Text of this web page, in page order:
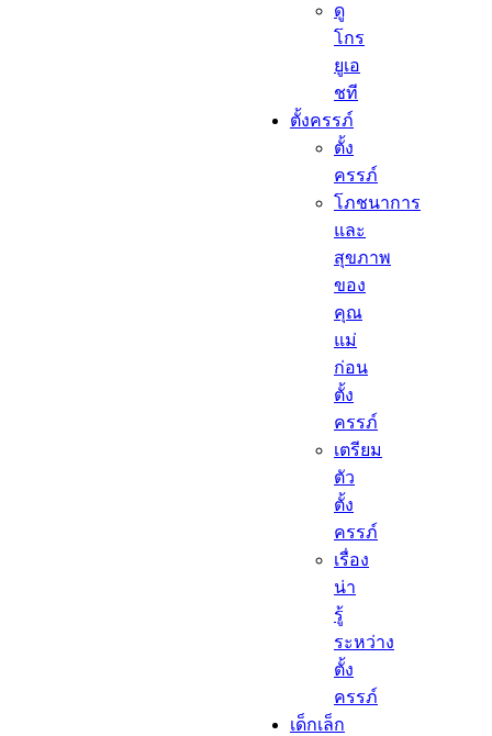
ดู
โกร
ยูเอ
ชที
ตั้งครรภ์​
ตั้ง
ครรภ์​
โภชนาการ
และ
สุขภาพ
ของ
คุณ
แม่
ก่อน
ตั้ง
ครรภ์
เตรียม
ตัว
ตั้ง
ครรภ์
เรื่อง
น่า
รู้
ระหว่าง
ตั้ง
ครรภ์
เด็กเล็ก​